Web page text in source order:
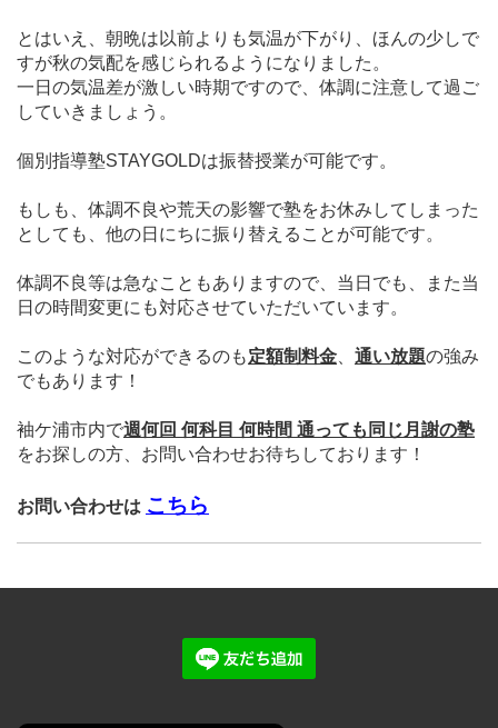
とはいえ、朝晩は以前よりも気温が下がり、ほんの少しで
すが秋の気配を感じられるようになりました。
一日の気温差が激しい時期ですので、体調に注意して過ご
していきましょう。
個別指導塾STAYGOLDは振替授業が可能です。
もしも、体調不良や荒天の影響で塾をお休みしてしまった
としても、他の日にちに振り替えることが可能です。
体調不良等は急なこともありますので、当日でも、また当
日の時間変更にも対応させていただいています。
このような対応ができるのも定額制料金 通い放題の強み
でもあります！
袖ケ浦市内で週何回 何科目 何時間 通っても同じ月謝の塾
をお探しの方、 お問い合わせお待ちしております！
お問い合わせは こちら